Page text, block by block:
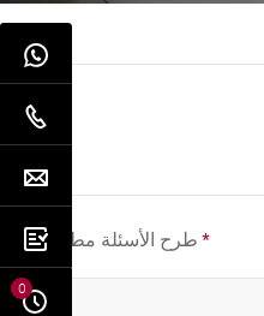
* طرح الأسئلة مطلوب
0